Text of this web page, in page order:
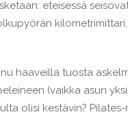
eteisessä
haaveilla tuosta
(vaikka asun
olisi kestävin?